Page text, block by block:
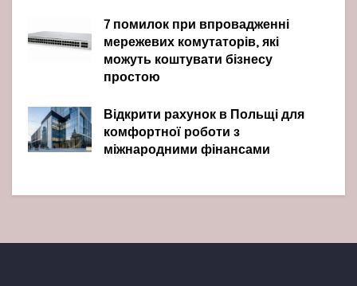
7 помилок при впровадженні
мережевих комутаторів, які
можуть коштувати бізнесу
простою
Відкрити рахунок в Польщі для
комфортної роботи з
міжнародними фінансами